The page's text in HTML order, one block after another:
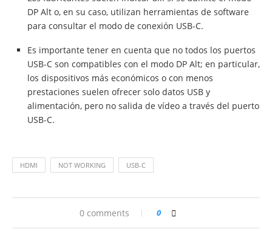
DP Alt o, en su caso, utilizan herramientas de software
para consultar el modo de conexión USB-C.
Es importante tener en cuenta que no todos los puertos
USB-C son compatibles con el modo DP Alt; en particular,
los dispositivos más económicos o con menos
prestaciones suelen ofrecer solo datos USB y
alimentación, pero no salida de vídeo a través del puerto
USB-C.
HDMI NOT WORKING USB-C
0 comments 0